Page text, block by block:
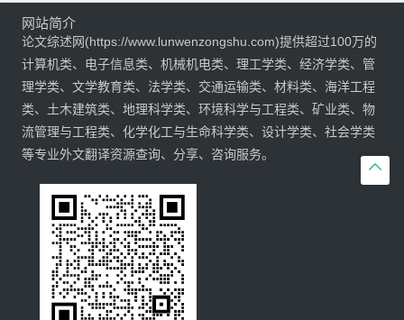

网站简介
论文综述网(https://www.lunwenzongshu.com)提供超过100万的
计算机类、电子信息类、机械机电类、理工学类、经济学类、管
理学类、文学教育类、法学类、交通运输类、材料类、海洋工程
类、土木建筑类、地理科学类、环境科学与工程类、矿业类、物
流管理与工程类、化学化工与生命科学类、设计学类、社会学类
等专业外文翻译资源查询、分享、咨询服务。